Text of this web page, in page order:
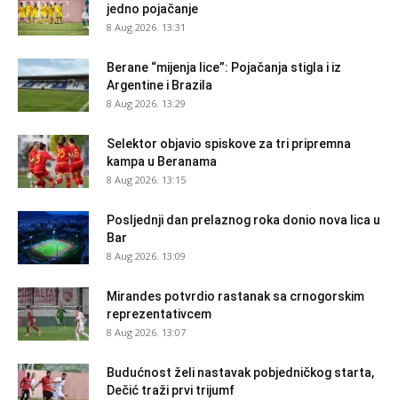
jedno pojačanje
8 Aug 2026. 13:31
Berane “mijenja lice”: Pojačanja stigla i iz
Argentine i Brazila
8 Aug 2026. 13:29
Selektor objavio spiskove za tri pripremna
kampa u Beranama
8 Aug 2026. 13:15
Posljednji dan prelaznog roka donio nova lica u
Bar
8 Aug 2026. 13:09
Mirandes potvrdio rastanak sa crnogorskim
reprezentativcem
8 Aug 2026. 13:07
Budućnost želi nastavak pobjedničkog starta,
Dečić traži prvi trijumf